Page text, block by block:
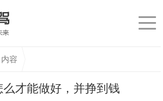
内容
才能做好，并挣到钱